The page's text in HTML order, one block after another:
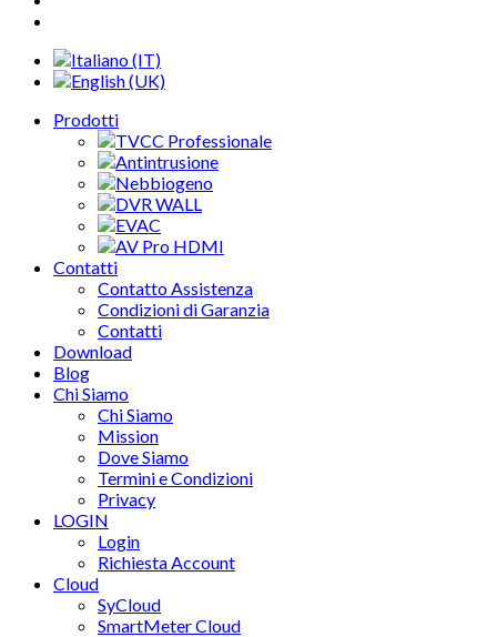
Prodotti
TVCC Professionale
Antintrusione
Nebbiogeno
DVR WALL
EVAC
AV Pro HDMI
Contatti
Contatto Assistenza
Condizioni di Garanzia
Contatti
Download
Blog
Chi Siamo
Chi Siamo
Mission
Dove Siamo
Termini e Condizioni
Privacy
LOGIN
Login
Richiesta Account
Cloud
SyCloud
SmartMeter Cloud